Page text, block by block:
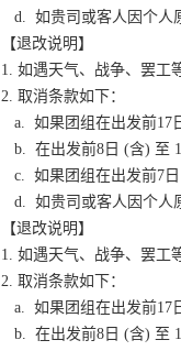
d. 如贵司或客人因个人
【退改说明】
1. 如遇天气、战争、罢工
2. 取消条款如下：
a. 如果团组在出发前17
b. 在出发前8日 (含) 至
c. 如果团组在出发前7日
d. 如贵司或客人因个人
【退改说明】
1. 如遇天气、战争、罢工
2. 取消条款如下：
a. 如果团组在出发前17
b. 在出发前8日 (含) 至